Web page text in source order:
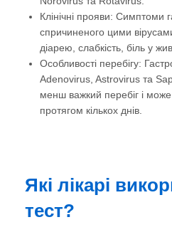
Клінічні прояви: Симптоми
спричиненого цими
діарею, слабкість, біль у
Особливості перебігу:
Adenovirus, Astrovirus та
менш важкий перебіг і
протягом кількох днів.
Які лікарі
тест?